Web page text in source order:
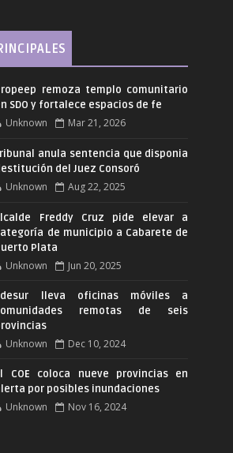
remoza templo comunitario
SDO y fortalece espacios de fe
Unknown Mar 21, 2026
anula sentencia que disponia
del Juez Consoró
Unknown Aug 22, 2025
Freddy Cruz pide elevar a
de municipio a Cabarete de
Plata
Unknown Jun 20, 2025
lleva oficinas móviles a
remotas de seis
Unknown Dec 10, 2024
COE coloca nueve provincias en
por posibles inundaciones
Unknown Nov 16, 2024